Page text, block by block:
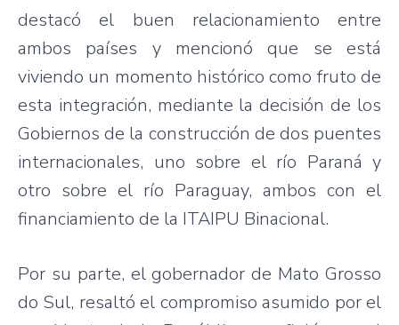
destacó el buen relacionamiento entre
ambos países y mencionó que se está
viviendo un momento histórico como fruto de
esta integración, mediante la decisión de los
Gobiernos de la construcción de dos puentes
internacionales, uno sobre el río Paraná y
otro sobre el río Paraguay, ambos con el
financiamiento de la ITAIPU Binacional.
Por su parte, el gobernador de Mato Grosso
do Sul, resaltó el compromiso asumido por el